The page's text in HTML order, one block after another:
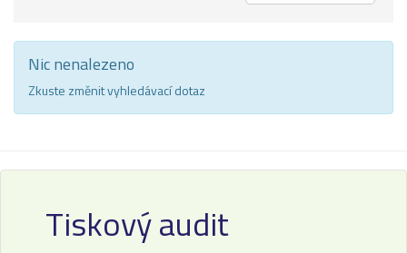
Náplně
pro laserové tiskárny
pro jehličkové tiskárny
pro inkoustové tiskárny
Ostatní
Papíry a fólie
Filamenty 3DW
Nic nenalezeno
Zkuste změnit vyhledávací dotaz
Tiskový audit